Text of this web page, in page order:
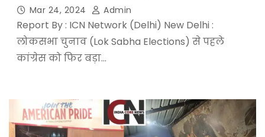
Mar 24, 2024 Admin
Report By : ICN Network (Delhi) New Delhi :
लोकसभा चुनाव (Lok Sabha Elections) से पहले
कांग्रेस को फिर बड़ा…